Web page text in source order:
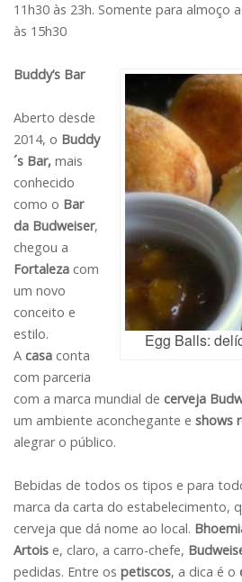
11h30 às 23h. Somente para almoço
às 15h30
Egg Balls:
Buddy’s Bar
Aberto desde
2014, o Buddy
´s Bar, mais
conhecido
como o Bar
da Budweiser,
chegou a
Fortaleza com
um novo
conceito e
estilo.
A casa conta
com parceria
com a marca mundial de cerveja
um ambiente aconchegante e shows
alegrar o público.
Bebidas de todos os tipos e para
marca da carta do estabelecimento,
cerveja que dá nome ao local.
Artois e, claro, a carro-chefe,
pedidas. Entre os petiscos, a dica é o